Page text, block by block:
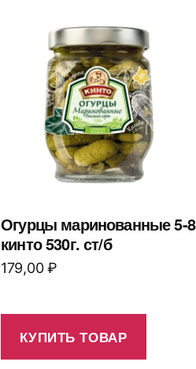
Огурцы маринованные 5-8
кинто 530г. ст/б
179,00₽
КУПИТЬ ТОВАР